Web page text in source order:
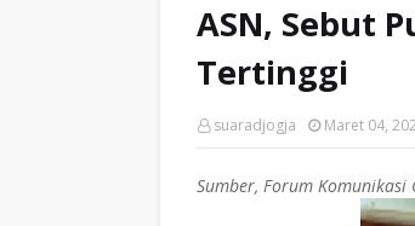
ASN, Sebut
Tertinggi‎
suaradjogja Maret 04,
Sumber, Forum Komunikasi